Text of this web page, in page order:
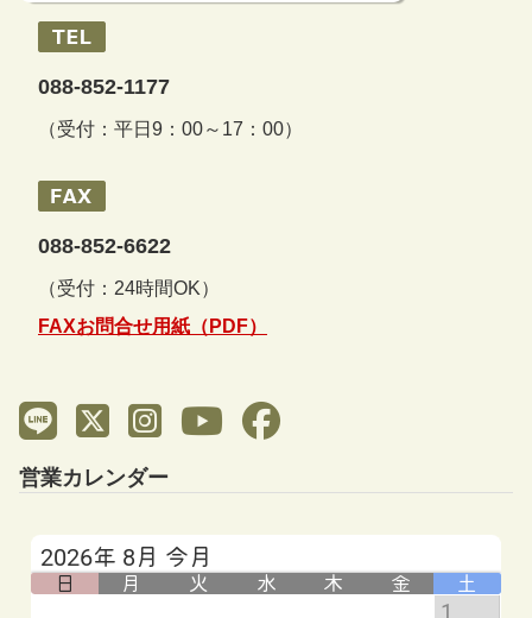
088-852-1177
（受付：平日9：00～17：00）
088-852-6622
（受付：24時間OK）
FAXお問合せ用紙（PDF）
営業カレンダー